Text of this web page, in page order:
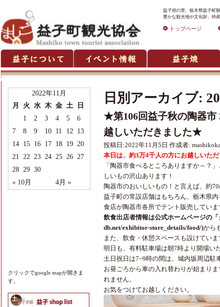
益子焼の里、栃木県益子町
豊かな観光地や文化財、特
トップページ
2022年11月
月
火 水 木 金 土 日
« 10月 4月 »
1 2 3 4 5
6
7
8 9 10 11 12 13
14 15 16 17 18 19 20
21 22 23 24 25 26 27
28 29 30
クリックでgoogle mapが開きま
す。
日別アーカイブ:
★第106回益子秋の陶器市
越しいただきました★
投稿日:2022年11月5日 作成者:
本日は、約3万4千人の方にお越しいた
「陶器市食べるところありますか～？
しいもの沢山あります！
陶器市のおいしいもの！と言えば、約
益子町の常設店舗はもちろん、栃木県
食店が陶器市各所でテント販売していま
飲食出店者情報は公式ホームページの
db.net/exhibitor-store_details/food/)から
また、飲食・休憩スペースも設けてい
明日も、有料駐車場は朝7時より開場い
土日祝日は7~9時の間は、城内坂周辺
お昼ごろから車の入れ替わりが始まり
れません。
お気をつけてお越しください。